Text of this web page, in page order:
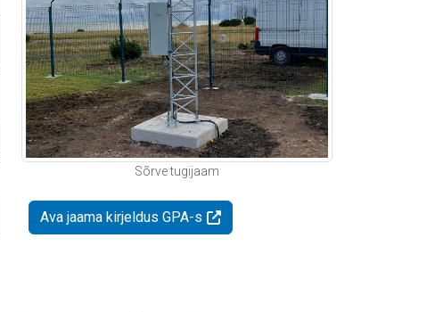
Sõrve tugijaam
Ava jaama kirjeldus GPA-s